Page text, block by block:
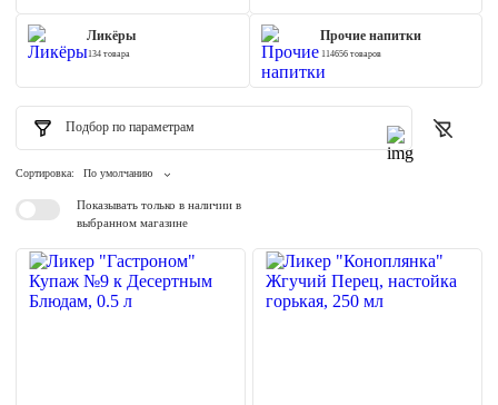
Ликёры
134 товара
Прочие напитки
114656 товаров
Подбор по параметрам
Сортировка: По умолчанию
Показывать только в наличии в
выбранном магазине